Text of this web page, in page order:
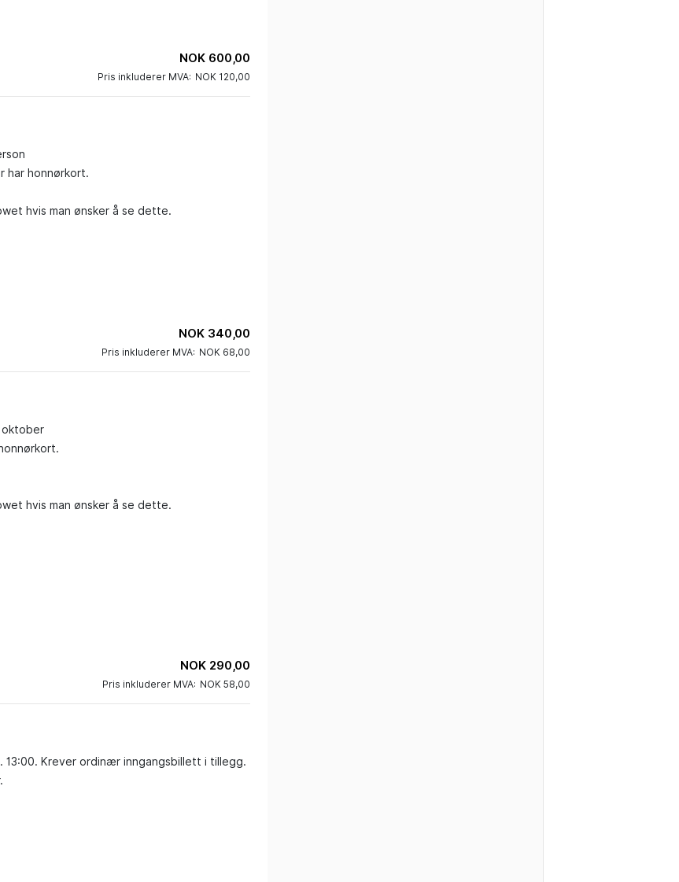
NOK 600,00
Pris inkluderer MVA: NOK 120,00
har honnørkort.
hvis man ønsker å se dette.
NOK 340,00
Pris inkluderer MVA: NOK 68,00
oktober
hvis man ønsker å se dette.
NOK 290,00
Pris inkluderer MVA: NOK 58,00
Krever ordinær inngangsbillett i tillegg.